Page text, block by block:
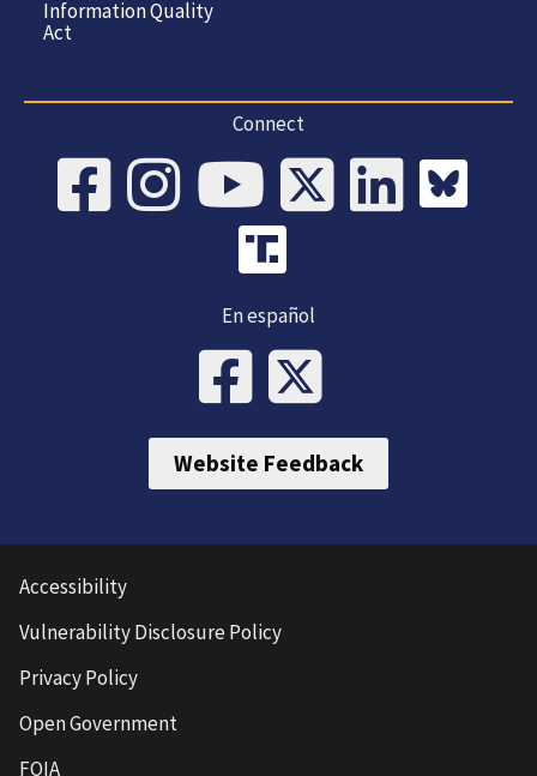
Information Quality
Act
Connect
En español
Website Feedback
Accessibility
Vulnerability Disclosure Policy
Privacy Policy
Open Government
FOIA